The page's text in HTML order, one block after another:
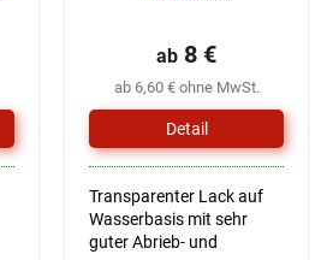
ab 6,60 € ohne MwSt.
ab 8 €
Detail
Transparenter Lack auf
Wasserbasis mit sehr
guter Abrieb- und